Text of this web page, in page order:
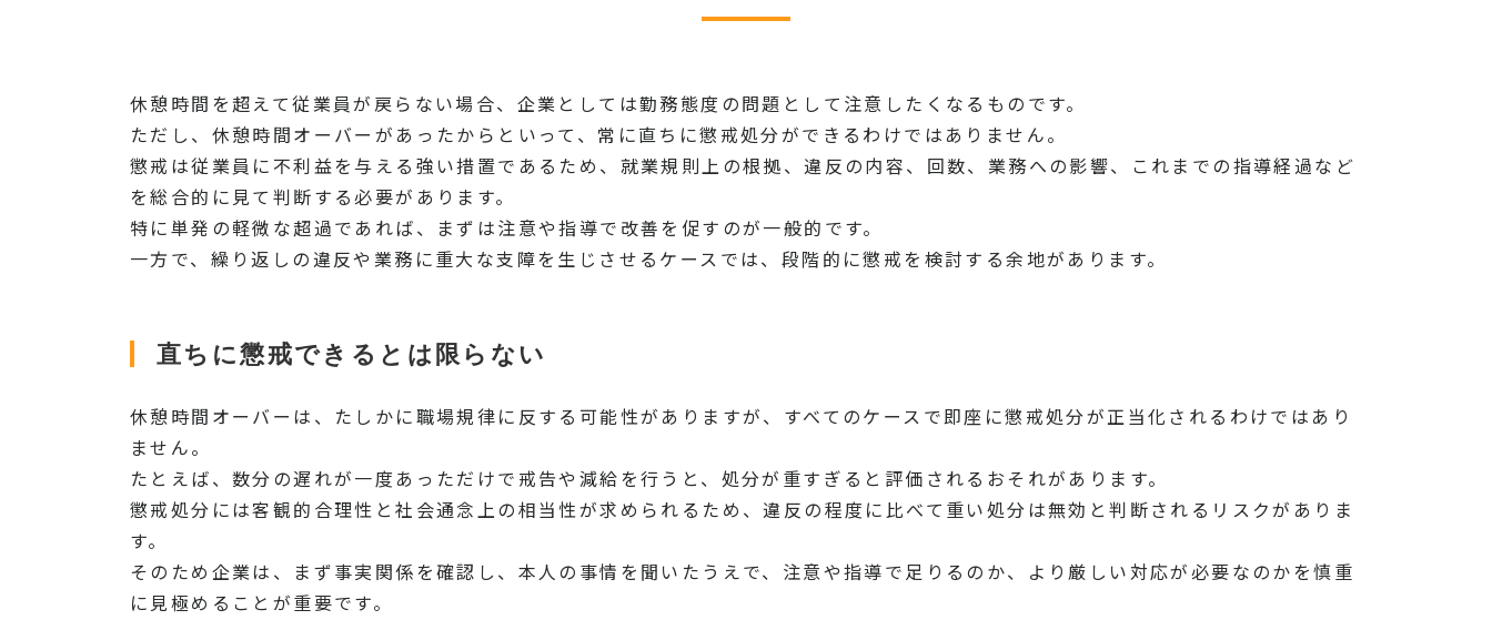
休憩時間を超えて従業員が戻らない場合、企業としては勤務態度の問題として注意したくなるものです。
ただし、休憩時間オーバーがあったからといって、常に直ちに懲戒処分ができるわけではありません。
懲戒は従業員に不利益を与える強い措置であるため、就業規則上の根拠、違反の内容、回数、業務への影響、これまでの指導経過など
を総合的に見て判断する必要があります。
特に単発の軽微な超過であれば、まずは注意や指導で改善を促すのが一般的です。
一方で、繰り返しの違反や業務に重大な支障を生じさせるケースでは、段階的に懲戒を検討する余地があります。
直ちに懲戒できるとは限らない
休憩時間オーバーは、たしかに職場規律に反する可能性がありますが、すべてのケースで即座に懲戒処分が正当化されるわけではあり
ません。
たとえば、数分の遅れが一度あっただけで戒告や減給を行うと、処分が重すぎると評価されるおそれがあります。
懲戒処分には客観的合理性と社会通念上の相当性が求められるため、違反の程度に比べて重い処分は無効と判断されるリスクがありま
す。
そのため企業は、まず事実関係を確認し、本人の事情を聞いたうえで、注意や指導で足りるのか、より厳しい対応が必要なのかを慎重
に見極めることが重要です。